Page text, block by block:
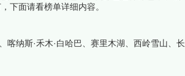
下面请看榜单详细内容。
纳斯·禾木·白哈巴、赛里木湖、西岭雪山、长